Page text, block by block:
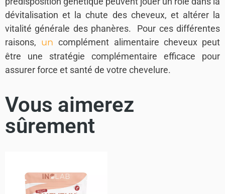
dévitalisation et la chute des cheveux, et altérer la
vitalité générale des phanères. Pour ces différentes
raisons, uncomplément alimentaire cheveux peut
être une stratégie complémentaire efficace pour
assurer force et santé de votre chevelure.
Vous aimerez
sûrement